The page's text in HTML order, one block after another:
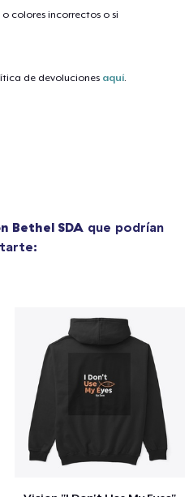
colores incorrectos o si
de devoluciones aquí.
Bethel SDA que podrían